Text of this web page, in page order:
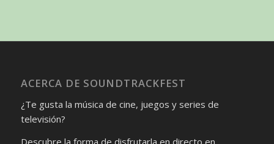
ACERCA DE SOUNDTRACKFEST
¿Te gusta la música de cine, juegos y series de
televisión?
Descubre la forma de disfrutarla en directo en